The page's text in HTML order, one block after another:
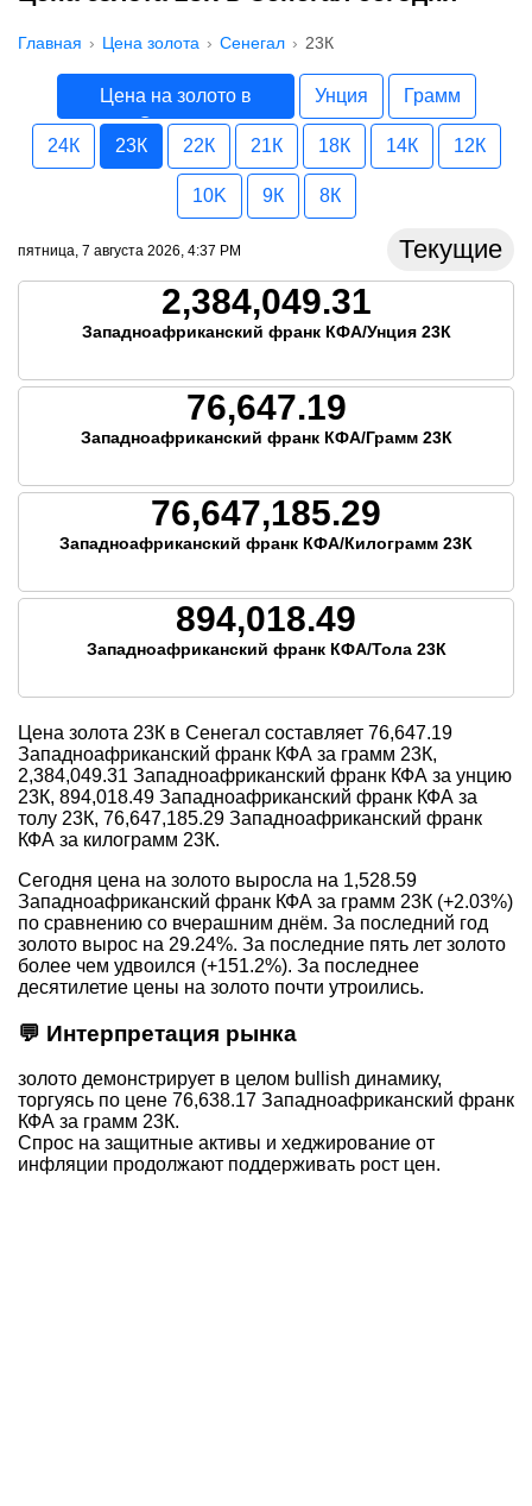
Главная Цена золота Сенегал 23К
Цена на золото в
Сенегал
Унция Грамм
24К 23К 22К 21К 18К 14К 12К
10K 9К 8К
пятница, 7 августа 2026, 4:37 PM Текущие
2,384,049.31
Западноафриканский франк КФА/Унция 23К
76,647.19
Западноафриканский франк КФА/Грамм 23К
76,647,185.29
Западноафриканский франк КФА/Килограмм 23К
894,018.49
Западноафриканский франк КФА/Тола 23К
Цена золота 23К в Сенегал составляет 76,647.19
Западноафриканский франк КФА за грамм 23К,
2,384,049.31 Западноафриканский франк КФА за унцию
23К, 894,018.49 Западноафриканский франк КФА за
толу 23К, 76,647,185.29 Западноафриканский франк
КФА за килограмм 23К.
Сегодня цена на золото выросла на 1,528.59
Западноафриканский франк КФА за грамм 23К (+2.03%)
по сравнению со вчерашним днём. За последний год
золото вырос на 29.24%. За последние пять лет золото
более чем удвоился (+151.2%). За последнее
десятилетие цены на золото почти утроились.
💬 Интерпретация рынка
золото демонстрирует в целом bullish динамику,
торгуясь по цене 76,638.17 Западноафриканский франк
КФА за грамм 23К.
Спрос на защитные активы и хеджирование от
инфляции продолжают поддерживать рост цен.